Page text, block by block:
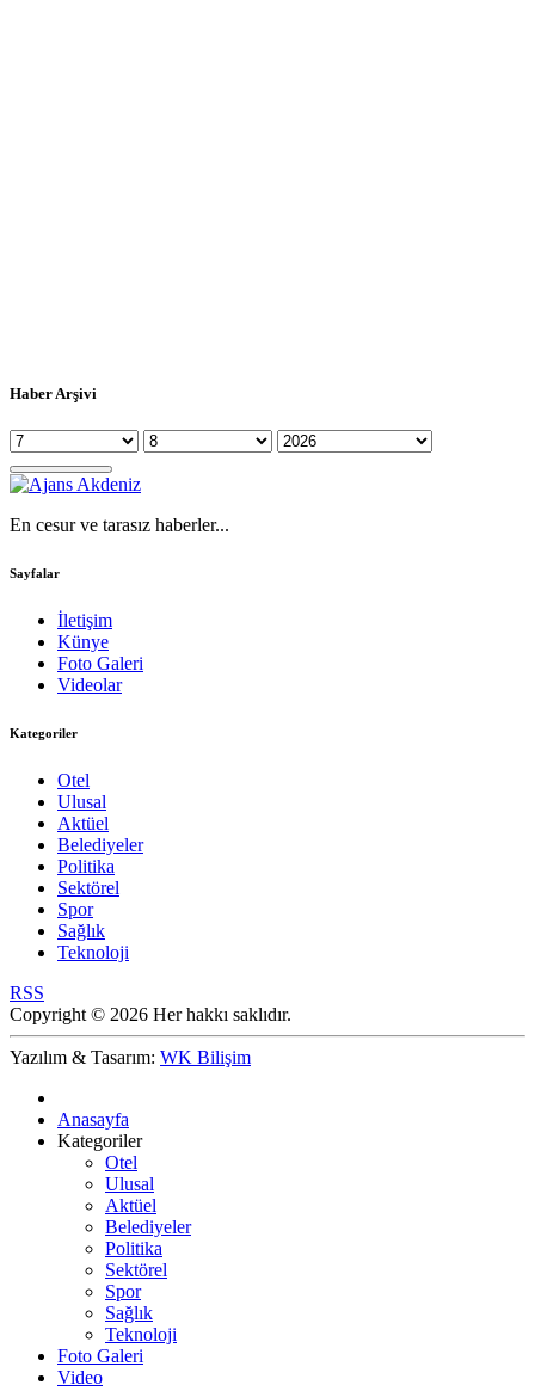
Haber Arşivi
En cesur ve tarasız haberler...
Sayfalar
İletişim
Künye
Foto Galeri
Videolar
Kategoriler
Otel
Ulusal
Aktüel
Belediyeler
Politika
Sektörel
Spor
Sağlık
Teknoloji
RSS
Copyright © 2026 Her hakkı saklıdır.
Yazılım & Tasarım: WK Bilişim
Anasayfa
Kategoriler
Otel
Ulusal
Aktüel
Belediyeler
Politika
Sektörel
Spor
Sağlık
Teknoloji
Foto Galeri
Video